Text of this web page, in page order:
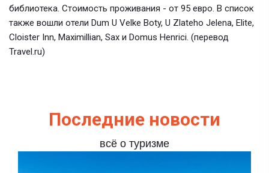
библиотека. Стоимость проживания - от 95 евро. В список
также вошли отели Dum U Velke Boty, U Zlateho Jelena, Elite,
Cloister Inn, Maximillian, Sax и Domus Henrici. (перевод
Travel.ru)
Последние новости
всё о туризме